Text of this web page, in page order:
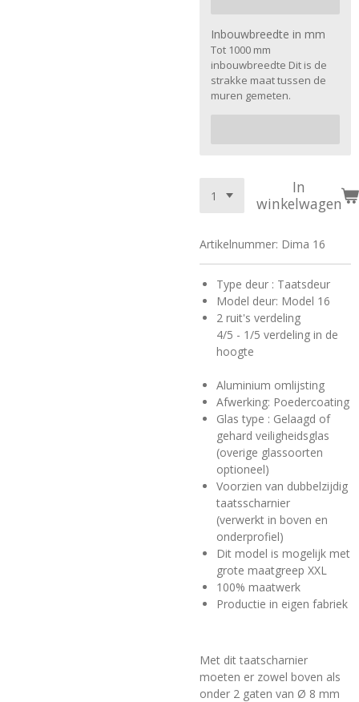
Inbouwbreedte in mm
Tot 1000 mm
inbouwbreedte Dit is de
strakke maat tussen de
muren gemeten.
In
winkelwagen
Artikelnummer: Dima 16
Type deur : Taatsdeur
Model deur: Model 16
2 ruit's verdeling
4/5 - 1/5 verdeling in de
hoogte
Aluminium omlijsting
Afwerking: Poedercoating
Glas type : Gelaagd of
gehard veiligheidsglas
(overige glassoorten
optioneel)
Voorzien van dubbelzijdig
taatsscharnier
(verwerkt in boven en
onderprofiel)
Dit model is mogelijk met
grote maatgreep XXL
100% maatwerk
Productie in eigen fabriek
Met dit taatscharnier
moeten er zowel boven als
onder 2 gaten van Ø 8 mm